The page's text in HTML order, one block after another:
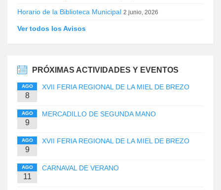
Horario de la Biblioteca Municipal 2 junio, 2026
Ver todos los Avisos
PRÓXIMAS ACTIVIDADES Y EVENTOS
AGO
8
XVII FERIA REGIONAL DE LA MIEL DE BREZO
AGO
9
MERCADILLO DE SEGUNDA MANO
AGO
9
XVII FERIA REGIONAL DE LA MIEL DE BREZO
AGO
11
CARNAVAL DE VERANO